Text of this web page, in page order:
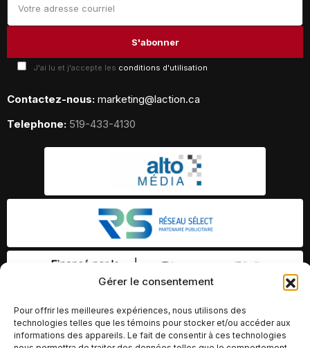
Gérer le consentement
Pour offrir les meilleures expériences, nous utilisons des
technologies telles que les témoins pour stocker et/ou accéder aux
informations des appareils. Le fait de consentir à ces technologies
J'ai lu et j'accepte les conditions d'utilisation
Contactez-nous: marketing@laction.ca
Telephone: 519-433-4130